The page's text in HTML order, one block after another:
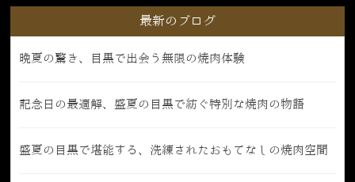
最新のブログ
晩夏の驚き、目黒で出会う無限の焼肉体験
記念日の最適解、盛夏の目黒で紡ぐ特別な焼肉の物語
盛夏の目黒で堪能する、洗練されたおもてなしの焼肉空間